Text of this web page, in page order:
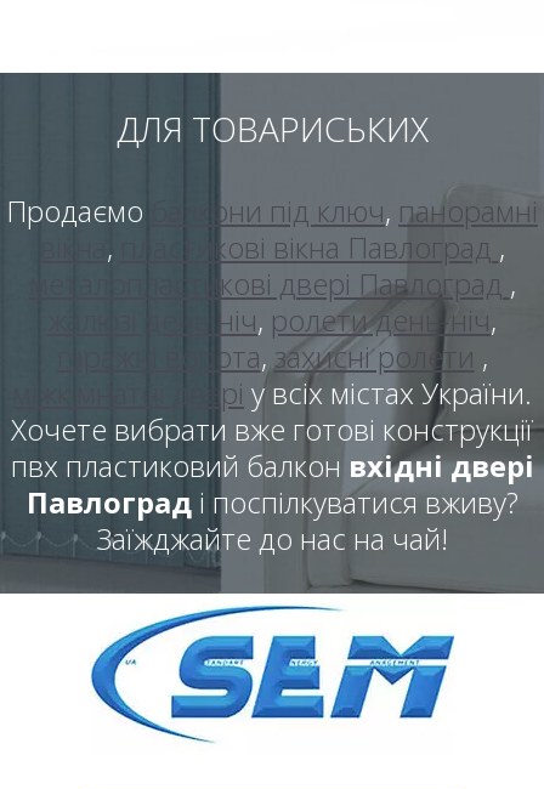
ДЛЯ ТОВАРИСЬКИХ
Продаємо балкони під ключ, панорамні
, пластикові вікна Павлоград ,
металопластикові двері Павлоград ,
жалюзі день ніч, ролети день-ніч,
гаражні ворота, захисні ролети ,
міжкімнатні двері у всіх містах України.
Хочете вибрати вже готові конструкції
пвх пластиковий балкон вхідні двері
Павлоград і поспілкуватися вживу?
Заїжджайте до нас на чай!